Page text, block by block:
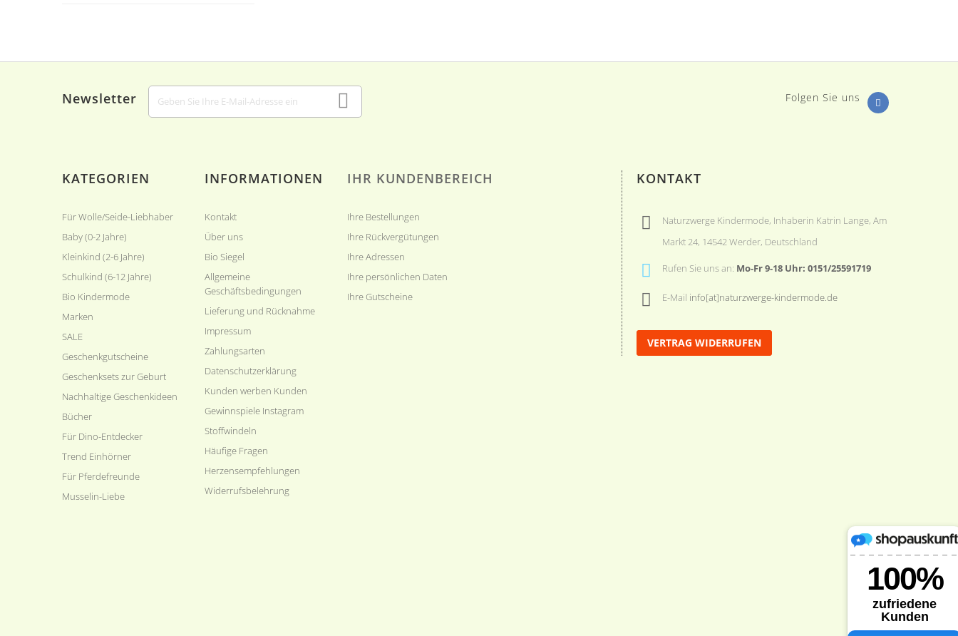
Kopfumfang 52cm(3)
Kopfumfang 55cm
Kopfumfang 56cm
Kopfumfang 54cm(3) Kopfumfang 56cm(2)
Kopfumfang 36cm
Newsletter Folgen Sie uns
KATEGORIEN
Für Wolle/Seide-Liebhaber
Baby (0-2 Jahre)
Kleinkind (2-6 Jahre)
Schulkind (6-12 Jahre)
Bio Kindermode
Marken
SALE
Geschenkgutscheine
Geschenksets zur Geburt
Nachhaltige Geschenkideen
Bücher
Für Dino-Entdecker
Trend Einhörner
Für Pferdefreunde
Musselin-Liebe
INFORMATIONEN
Kontakt
Über uns
Bio Siegel
Allgemeine
Geschäftsbedingungen
Lieferung und Rücknahme
Impressum
Zahlungsarten
Datenschutzerklärung
Kunden werben Kunden
Gewinnspiele Instagram
Stoffwindeln
Häufige Fragen
Herzensempfehlungen
Widerrufsbelehrung
IHR KUNDENBEREICH
Ihre Bestellungen
Ihre Rückvergütungen
Ihre Adressen
Ihre persönlichen Daten
Ihre Gutscheine
KONTAKT
Naturzwerge Kindermode, Inhaberin Katrin Lange, Am
Markt 24, 14542 Werder, Deutschland
Rufen Sie uns an: Mo-Fr 9-18 Uhr: 0151/25591719
E-Mail info[at]naturzwerge-kindermode.de
VERTRAG WIDERRUFEN